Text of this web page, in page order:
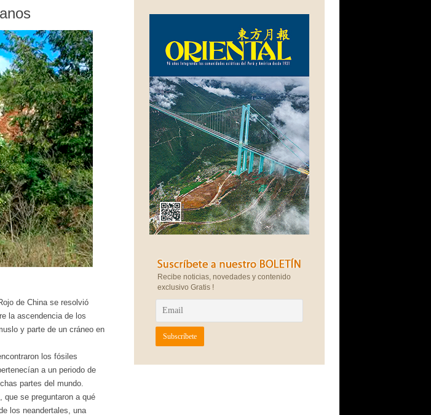
de China se resolvió
la ascendencia de los
y parte de un cráneo en
los fósiles
a un periodo de
partes del mundo.
se preguntaron a qué
los neandertales, una
Recibe noticias, novedades y contenido
exclusivo Gratis !